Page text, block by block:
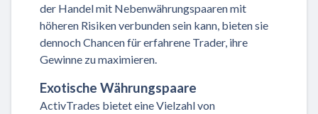
der Handel mit Nebenwährungspaaren mit
höheren Risiken verbunden sein kann, bieten sie
dennoch Chancen für erfahrene Trader, ihre
Gewinne zu maximieren.
Exotische Währungspaare
ActivTrades bietet eine Vielzahl von